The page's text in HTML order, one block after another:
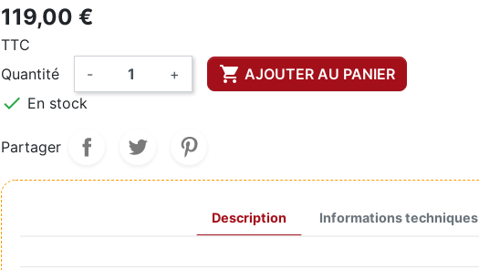
119,00 €
TTC
Quantité
- +  AJOUTER AU PANIER
 En stock
Partager
Description Informations techniques